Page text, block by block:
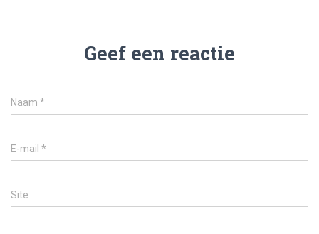
Geef een reactie
Naam *
E-mail *
Site